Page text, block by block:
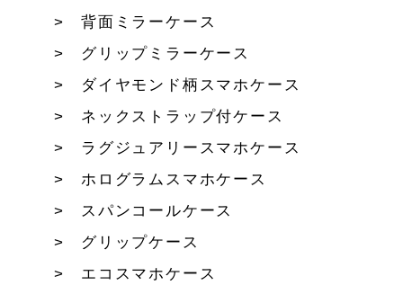
背面ミラーケース
グリップミラーケース
ダイヤモンド柄スマホケース
ネックストラップ付ケース
ラグジュアリースマホケース
ホログラムスマホケース
スパンコールケース
グリップケース
エコスマホケース